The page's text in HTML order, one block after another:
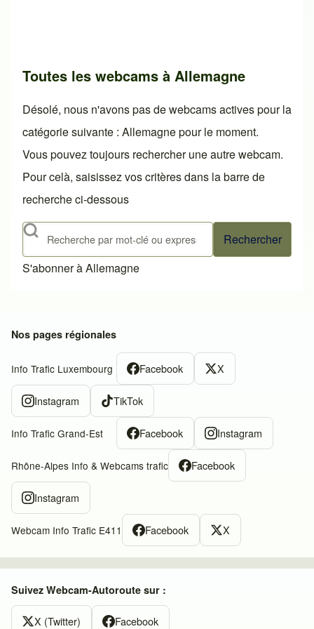
Toutes les webcams à Allemagne
Désolé, nous n'avons pas de webcams actives pour la
catégorie suivante : Allemagne pour le moment.
Vous pouvez toujours rechercher une autre webcam.
Pour celà, saisissez vos critères dans la barre de
recherche ci-dessous
Rechercher
S'abonner à Allemagne
Nos pages régionales
Info Trafic Luxembourg Facebook X
Instagram TikTok
Info Trafic Grand-Est Facebook Instagram
Rhône-Alpes Info & Webcams trafic Facebook
Instagram
Webcam Info Trafic E411 Facebook X
Suivez Webcam-Autoroute sur :
X (Twitter) Facebook